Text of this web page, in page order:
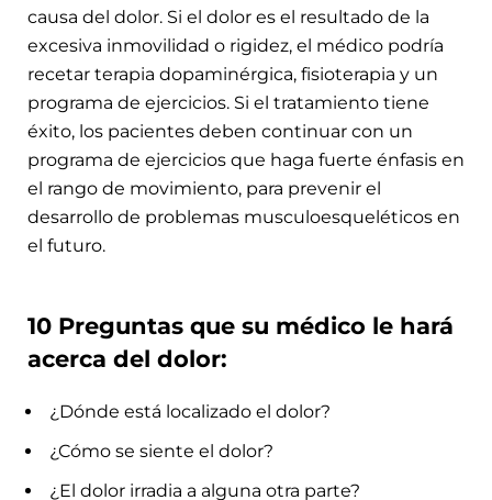
causa del dolor. Si el dolor es el resultado de la
excesiva inmovilidad o rigidez, el médico podría
recetar terapia dopaminérgica, fisioterapia y un
programa de ejercicios. Si el tratamiento tiene
éxito, los pacientes deben continuar con un
programa de ejercicios que haga fuerte énfasis en
el rango de movimiento, para prevenir el
desarrollo de problemas musculoesqueléticos en
el futuro.
10 Preguntas que su médico le hará
acerca del dolor:
¿Dónde está localizado el dolor?
¿Cómo se siente el dolor?
¿El dolor irradia a alguna otra parte?